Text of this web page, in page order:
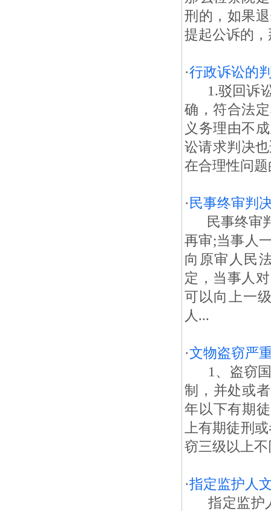
刑的，如果
提起公诉的
·行政诉讼的
1.驳回诉讼
确，符合法
义务理由不
讼请求判决
在合理性问
·民事终审判
民事终审判
再审;当事人
向原审人民
定，当事人
可以向上一
人...
·文物盗窃严
1、盗窃国
制，并处或
年以下有期
上有期徒刑
窃三级以上
·指定监护人
指定监护人